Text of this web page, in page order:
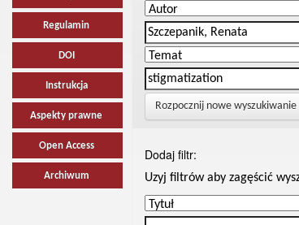
Regulamin
DOI
Instrukcja
Aspekty prawne
Open Access
Archiwum
Rozpocznij nowe wyszukiwanie
Dodaj filtr:
Uzyj filtrów aby zagęścić